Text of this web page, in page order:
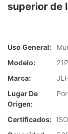
superior de
Uso General:
Modelo:
Marca:
Lugar De
Origen:
Certificados: